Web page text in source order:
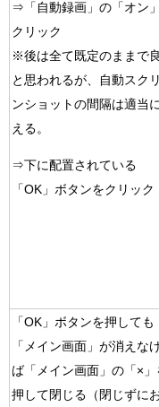
⇒「自動録画」の「オン
クリック
※後は全て既定のままで
と思われるが、自動スク
ンショットの間隔は適当
える。
⇒下に配置されている
「OK」ボタンをクリック
「OK」ボタンを押しても
「メイン画面」が消えな
ば「メイン画面」の「×」
押して閉じる（閉じずに